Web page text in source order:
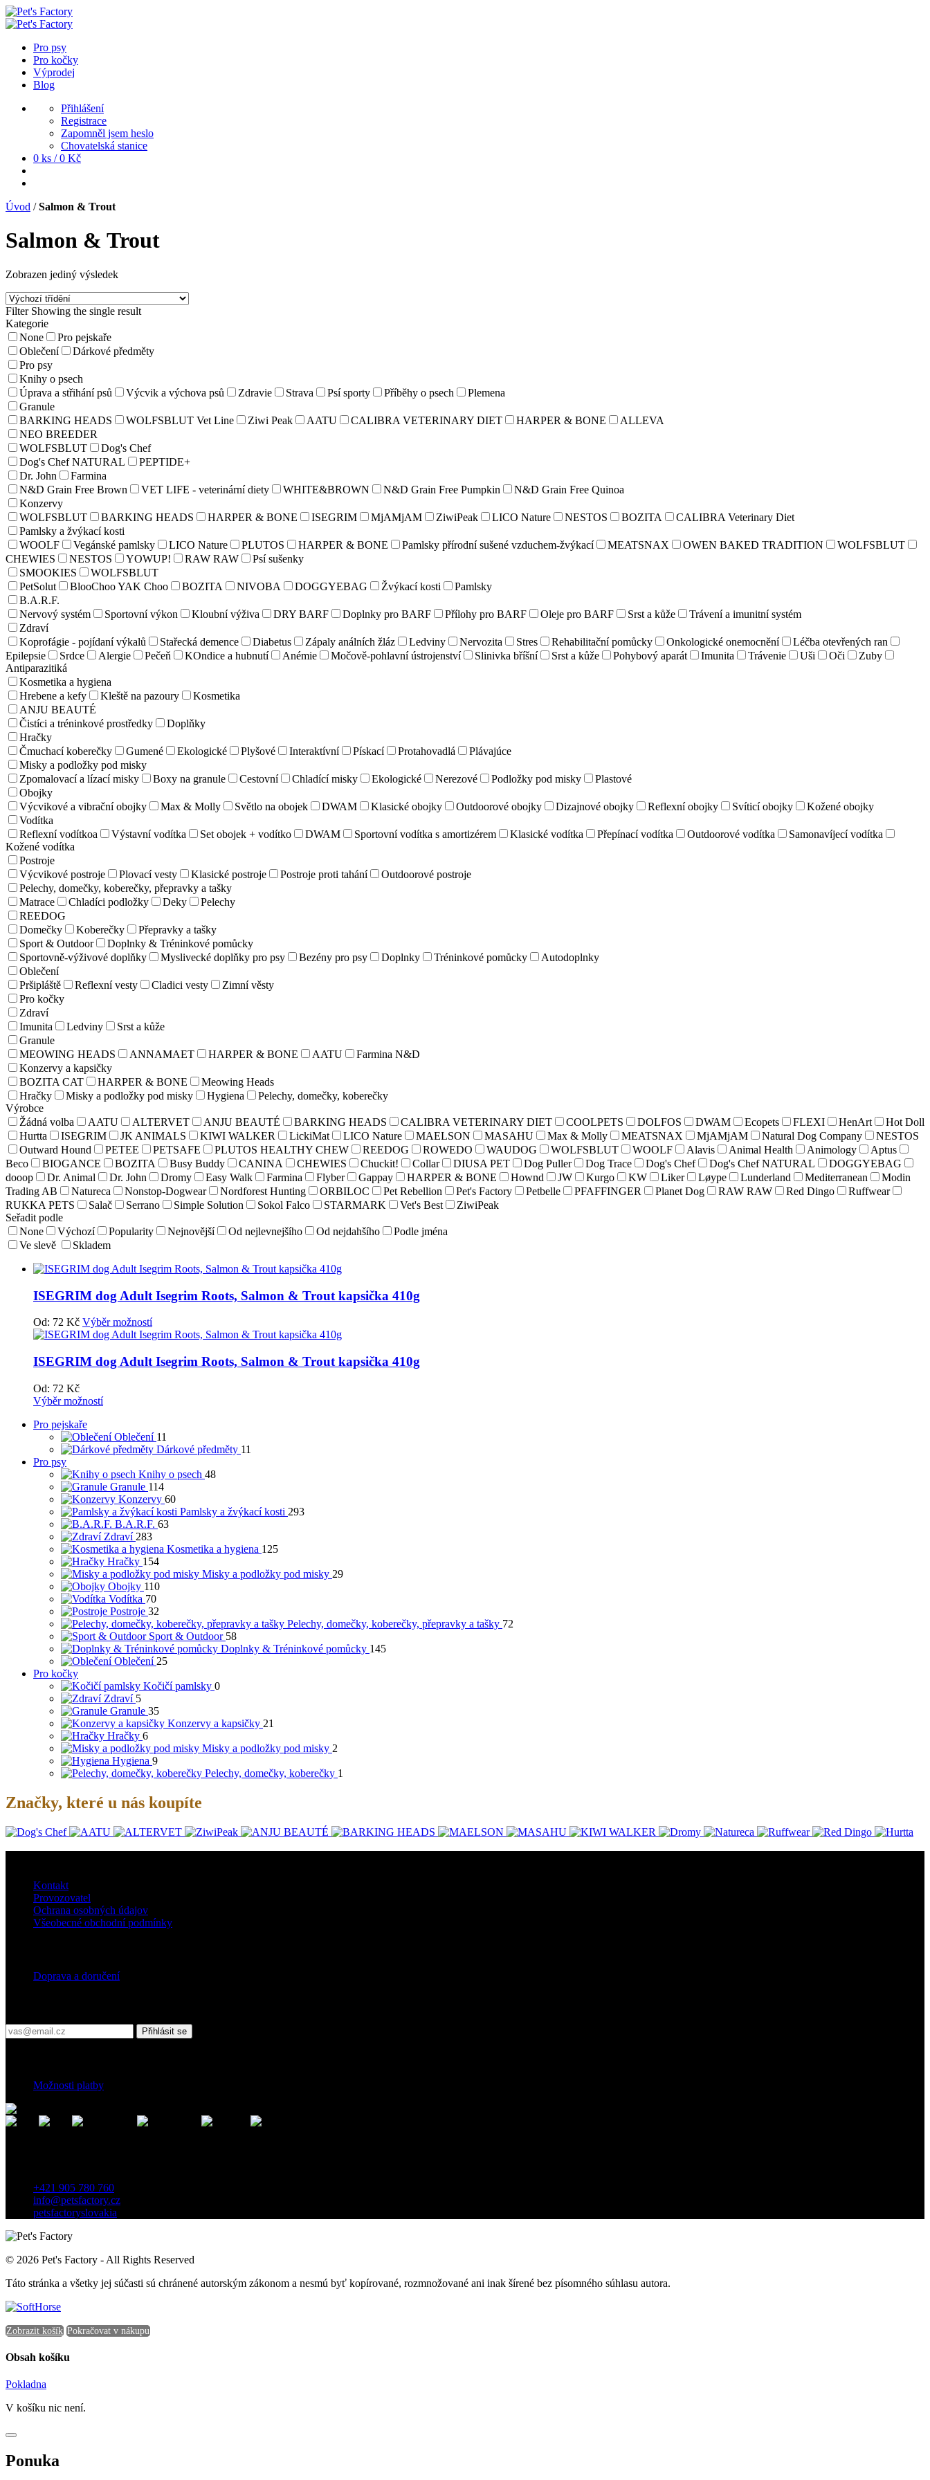
Pro psy
Pro kočky
Výprodej
Blog
Přihlášení
Registrace
Zapomněl jsem heslo
Chovatelská stanice
0 ks / 0 Kč
Úvod /Salmon & Trout
Salmon & Trout
Zobrazen jediný výsledek
Filter Showing the single result
Kategorie
None
Pro pejskaře
Oblečení
Dárkové předměty
Pro psy
Knihy o psech
Úprava a střihání psů
Výcvik a výchova psů Zdravie Strava Psí sporty Příběhy o psech
Plemena
Granule
BARKING HEADS
WOLFSBLUT Vet Line Ziwi Peak AATU CALIBRA VETERINARY DIET HARPER & BONE
ALLEVA
NEO BREEDER
WOLFSBLUT
Dog's Chef
Dog's Chef NATURAL
PEPTIDE+
Dr. John
Farmina
N&D Grain Free Brown
VET LIFE - veterinární diety WHITE&BROWN N&D Grain Free Pumpkin
N&D Grain Free Quinoa
Konzervy
WOLFSBLUT
BARKING HEADS HARPER & BONE ISEGRIM MjAMjAM ZiwiPeak LICO Nature NESTOS BOZITA
CALIBRA Veterinary Diet
Pamlsky a žvýkací kosti
WOOLF
Vegánské pamlsky LICO Nature PLUTOS HARPER & BONE Pamlsky přírodní sušené vzduchem-žvýkací MEATSNAX OWEN BAKED TRADITION
WOLFSBLUT
CHEWIES
NESTOS YOWUP! RAW RAW
Psí sušenky
SMOOKIES
WOLFSBLUT
PetSolut
BlooChoo YAK Choo BOZITA NIVOBA DOGGYEBAG Žvýkací kosti
Pamlsky
B.A.R.F.
Nervový systém
Sportovní výkon Kloubní výživa DRY BARF Doplnky pro BARF Přílohy pro BARF Oleje pro BARF Srst a kůže
Trávení a imunitní systém
Zdraví
Koprofágie - pojídaní výkalů
Stařecká demence Diabetus Zápaly análních žláz Ledviny Nervozita Stres Rehabilitační pomůcky Onkologické onemocnění
Léčba otevřených ran
Epilepsie
Srdce Alergie Pečeň KOndice a hubnutí Anémie Močově-pohlavní ústrojenství Slinivka bříšní Srst a kůže Pohybový aparát Imunita Trávenie Uši Oči
Zuby
Antiparazitiká
Kosmetika a hygiena
Hrebene a kefy
Kleště na pazoury
Kosmetika
ANJU BEAUTÉ
Čistíci a tréninkové prostředky
Doplňky
Hračky
Čmuchací koberečky
Gumené Ekologické Plyšové Interaktívní Pískací Protahovadlá
Plávajúce
Misky a podložky pod misky
Zpomalovací a lízací misky
Boxy na granule Cestovní Chladící misky Ekologické Nerezové Podložky pod misky
Plastové
Obojky
Výcvikové a vibrační obojky
Max & Molly Světlo na obojek DWAM Klasické obojky Outdoorové obojky Dizajnové obojky Reflexní obojky Svíticí obojky
Kožené obojky
Vodítka
Reflexní vodítkoa
Výstavní vodítka Set obojek + vodítko DWAM Sportovní vodítka s amortizérem Klasické vodítka Přepínací vodítka Outdoorové vodítka
Samonavíjecí vodítka
Kožené vodítka
Postroje
Výcvikové postroje
Plovací vesty Klasické postroje Postroje proti tahání
Outdoorové postroje
Pelechy, domečky, koberečky, přepravky a tašky
Matrace
Chladíci podložky Deky
Pelechy
REEDOG
Domečky
Koberečky
Přepravky a tašky
Sport & Outdoor
Doplnky & Tréninkové pomůcky
Sportovně-výživové doplňky
Myslivecké doplňky pro psy Bezény pro psy Doplnky Tréninkové pomůcky
Autodoplnky
Oblečení
Pršipláště
Reflexní vesty Cladici vesty
Zimní věsty
Pro kočky
Zdraví
Imunita
Ledviny
Srst a kůže
Granule
MEOWING HEADS
ANNAMAET HARPER & BONE AATU
Farmina N&D
Konzervy a kapsičky
BOZITA CAT
HARPER & BONE
Meowing Heads
Hračky
Misky a podložky pod misky Hygiena
Pelechy, domečky, koberečky
Výrobce
Žádná volba
AATU ALTERVET ANJU BEAUTÉ BARKING HEADS CALIBRA VETERINARY DIET COOLPETS DOLFOS DWAM Ecopets FLEXI HenArt
Hot Doll
Hurtta
ISEGRIM JK ANIMALS KIWI WALKER LickiMat LICO Nature MAELSON MASAHU Max & Molly MEATSNAX MjAMjAM Natural Dog Company
NESTOS
Outward Hound
PETEE PETSAFE PLUTOS HEALTHY CHEW REEDOG ROWEDO WAUDOG WOLFSBLUT WOOLF Alavis Animal Health Animology
Aptus
Beco
BIOGANCE BOZITA Busy Buddy CANINA CHEWIES Chuckit! Collar DIUSA PET Dog Puller Dog Trace Dog's Chef Dog's Chef NATURAL
DOGGYEBAG
dooop
Dr. Animal Dr. John Dromy Easy Walk Farmina Flyber Gappay HARPER & BONE Hownd JW Kurgo KW Liker Løype Lunderland Mediterranean
Modin
Trading AB
Natureca Nonstop-Dogwear Nordforest Hunting ORBILOC Pet Rebellion Pet's Factory Petbelle PFAFFINGER Planet Dog RAW RAW Red Dingo
Ruffwear
RUKKA PETS
Salač Serrano Simple Solution Sokol Falco STARMARK Vet's Best
ZiwiPeak
Seřadit podle
None
Výchozí Popularity Nejnovější Od nejlevnejšího Od nejdahšího
Podle jména
Ve slevě
Skladem
ISEGRIM dog Adult Isegrim Roots, Salmon & Trout kapsička 410g
Od: 72 Kč Výběr možností
ISEGRIM dog Adult Isegrim Roots, Salmon & Trout kapsička 410g
Od: 72 Kč
Výběr možností
Pro pejskaře
Oblečení 11
Dárkové předměty 11
Pro psy
Knihy o psech 48
Granule 114
Konzervy 60
Pamlsky a žvýkací kosti 293
B.A.R.F. 63
Zdraví 283
Kosmetika a hygiena 125
Hračky 154
Misky a podložky pod misky 29
Obojky 110
Vodítka 70
Postroje 32
Pelechy, domečky, koberečky, přepravky a tašky 72
Sport & Outdoor 58
Doplnky & Tréninkové pomůcky 145
Oblečení 25
Pro kočky
Kočičí pamlsky 0
Zdraví 5
Granule 35
Konzervy a kapsičky 21
Hračky 6
Misky a podložky pod misky 2
Hygiena 9
Pelechy, domečky, koberečky 1
Značky, které u nás koupíte
Kontakt
Provozovatel
Ochrana osobných údajov
Všeobecné obchodní podmínky
Doprava a doručení
Přihlásit se
Možnosti platby
+421 905 780 760
info@petsfactory.cz
petsfactoryslovakia
© 2026 Pet's Factory - All Rights Reserved
Táto stránka a všetky jej súčasti sú chránené autorským zákonom a nesmú byť kopírované, rozmnožované ani inak šírené bez písomného súhlasu autora.
Zobrazit košík Pokračovat v nákupu
Obsah košíku
Pokladna
V košíku nic není.
Ponuka